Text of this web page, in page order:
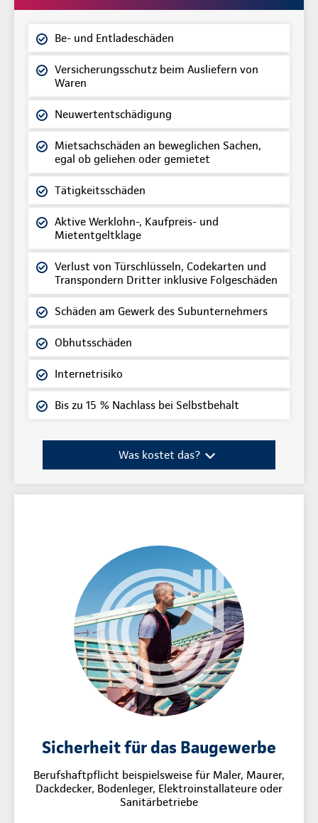
Be- und Entladeschäden
Versicherungsschutz beim Ausliefern von
Waren
Neuwertentschädigung
Mietsachschäden an beweglichen Sachen,
egal ob geliehen oder gemietet
Tätigkeitsschäden
Aktive Werklohn-, Kaufpreis- und
Mietentgeltklage
Verlust von Türschlüsseln, Codekarten und
Transpondern Dritter inklusive Folgeschäden
Schäden am Gewerk des Subunternehmers
Obhutsschäden
Internetrisiko
Bis zu 15 % Nachlass bei Selbstbehalt
Was kostet das?
Sicherheit für das Baugewerbe
Berufshaftpflicht beispielsweise für Maler, Maurer,
Dackdecker, Bodenleger, Elektroinstallateure oder
Sanitärbetriebe